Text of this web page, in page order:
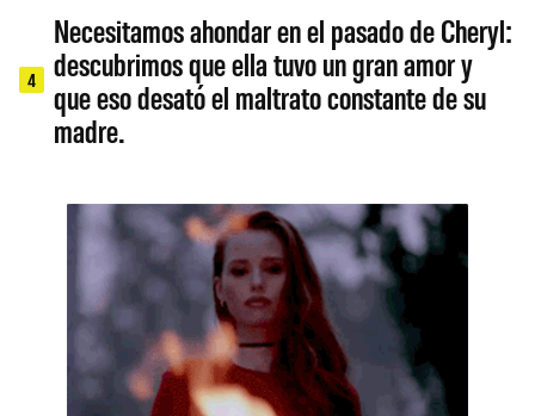
4
Necesitamos ahondar en el pasado de Cheryl:
descubrimos que ella tuvo un gran amor y
que eso desató el maltrato constante de su
madre.